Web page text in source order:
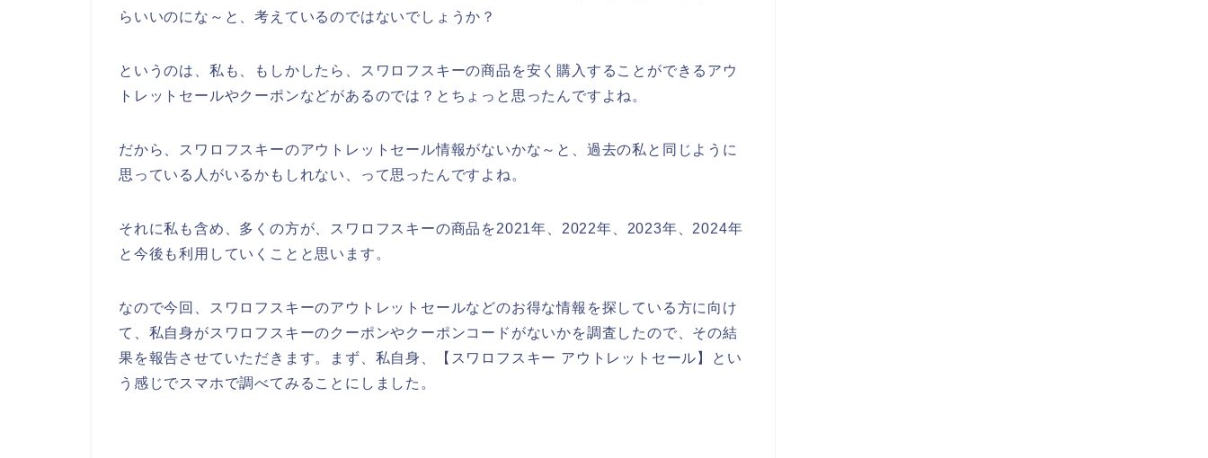
らいいのにな～と、考えているのではないでしょうか？
というのは、私も、もしかしたら、スワロフスキーの商品を安く購入することができるアウ
トレットセールやクーポンなどがあるのでは？とちょっと思ったんですよね。
だから、スワロフスキーのアウトレットセール情報がないかな～と、過去の私と同じように
思っている人がいるかもしれない、って思ったんですよね。
それに私も含め、多くの方が、スワロフスキーの商品を2021年、2022年、2023年、2024年
と今後も利用していくことと思います。
なので今回、スワロフスキーのアウトレットセールなどのお得な情報を探している方に向け
て、私自身がスワロフスキーのクーポンやクーポンコードがないかを調査したので、その結
果を報告させていただきます。まず、私自身、【スワロフスキー アウトレットセール】とい
う感じでスマホで調べてみることにしました。